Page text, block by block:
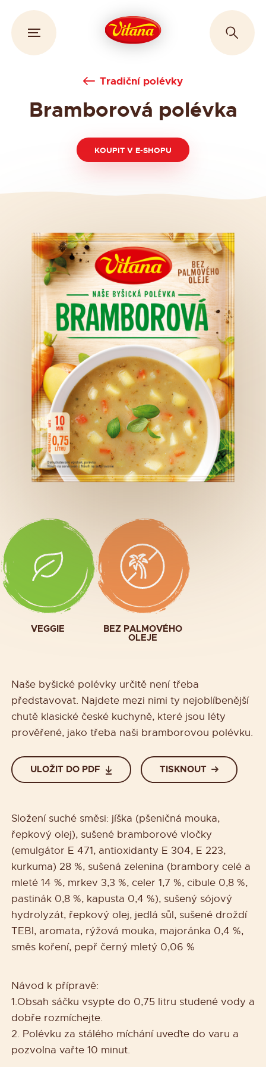
Tradiční polévky
Bramborová polévka
KOUPIT V E-SHOPU
VEGGIE BEZ PALMOVÉHO
OLEJE
Naše byšické polévky určitě není třeba
představovat. Najdete mezi nimi ty nejoblíbenější
chutě klasické české kuchyně, které jsou léty
prověřené, jako třeba naši bramborovou polévku.
ULOŽIT DO PDF TISKNOUT
Složení suché směsi: jíška (pšeničná mouka,
řepkový olej), sušené bramborové vločky
(emulgátor E 471, antioxidanty E 304, E 223,
kurkuma) 28 %, sušená zelenina (brambory celé a
mleté 14 %, mrkev 3,3 %, celer 1,7 %, cibule 0,8 %,
pastinák 0,8 %, kapusta 0,4 %), sušený sójový
hydrolyzát, řepkový olej, jedlá sůl, sušené droždí
TEBI, aromata, rýžová mouka, majoránka 0,4 %,
směs koření, pepř černý mletý 0,06 %
Návod k přípravě:
1.Obsah sáčku vsypte do 0,75 litru studené vody a
dobře rozmíchejte.
2. Polévku za stálého míchání uveďte do varu a
pozvolna vařte 10 minut.